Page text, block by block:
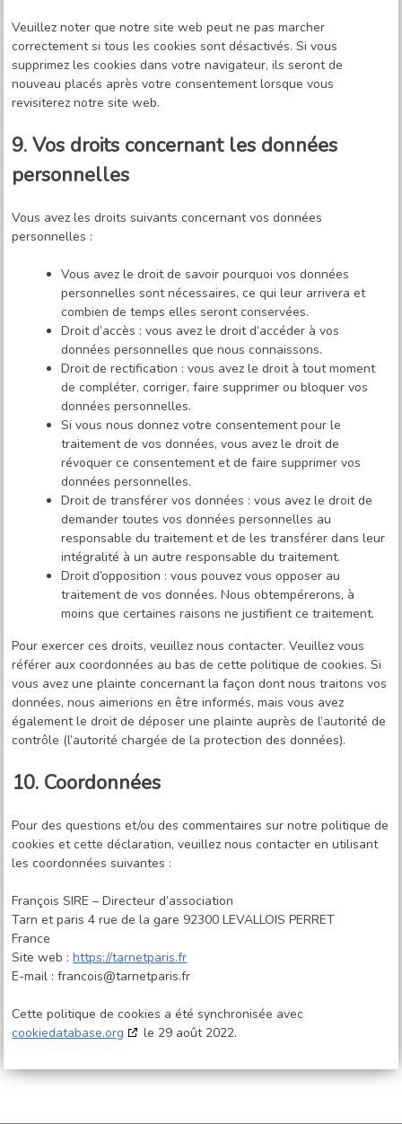
Veuillez noter que notre site web peut ne pas marcher
correctement si tous les cookies sont désactivés. Si vous
supprimez les cookies dans votre navigateur, ils seront de
nouveau placés après votre consentement lorsque vous
revisiterez notre site web.
9. Vos droits concernant les données
personnelles
Vous avez les droits suivants concernant vos données
personnelles :
Vous avez le droit de savoir pourquoi vos données
personnelles sont nécessaires, ce qui leur arrivera et
combien de temps elles seront conservées.
Droit d’accès : vous avez le droit d’accéder à vos
données personnelles que nous connaissons.
Droit de rectification : vous avez le droit à tout moment
de compléter, corriger, faire supprimer ou bloquer vos
données personnelles.
Si vous nous donnez votre consentement pour le
traitement de vos données, vous avez le droit de
révoquer ce consentement et de faire supprimer vos
données personnelles.
Droit de transférer vos données : vous avez le droit de
demander toutes vos données personnelles au
responsable du traitement et de les transférer dans leur
intégralité à un autre responsable du traitement.
Droit d’opposition : vous pouvez vous opposer au
traitement de vos données. Nous obtempérerons, à
moins que certaines raisons ne justifient ce traitement.
Pour exercer ces droits, veuillez nous contacter. Veuillez vous
référer aux coordonnées au bas de cette politique de cookies. Si
vous avez une plainte concernant la façon dont nous traitons vos
données, nous aimerions en être informés, mais vous avez
également le droit de déposer une plainte auprès de l’autorité de
contrôle (l’autorité chargée de la protection des données).
10. Coordonnées
Pour des questions et/ou des commentaires sur notre politique de
cookies et cette déclaration, veuillez nous contacter en utilisant
les coordonnées suivantes :
François SIRE – Directeur d’association
Tarn et paris 4 rue de la gare 92300 LEVALLOIS PERRET
France
Site web :https://tarnetparis.fr
E-mail :francois@tarnetparis.fr
Cette politique de cookies a été synchronisée avec
cookiedatabase.org
le 29 août 2022.